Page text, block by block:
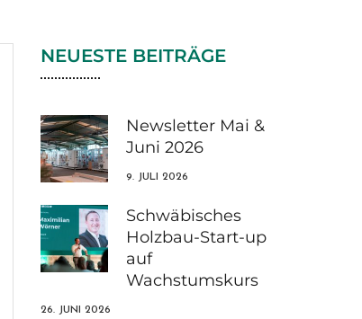
NEUESTE BEITRÄGE
Newsletter Mai &
Juni 2026
9. JULI 2026
Schwäbisches
Holzbau-Start-up
auf
Wachstumskurs
26. JUNI 2026